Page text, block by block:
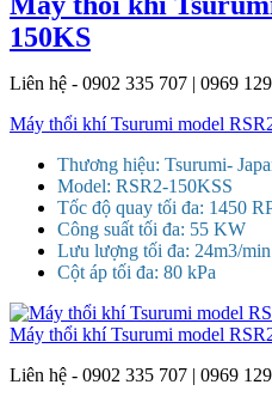
150KS
Liên hệ - 0902 335 707 | 0969
Máy thổi khí Tsurumi model
Thương hiệu: Tsurumi-
Model: RSR2-150KSS
Tốc độ quay tối đa: 1450
Công suất tối đa: 55 KW
Lưu lượng tối đa: 24m3/min
Cột áp tối đa: 80 kPa
Máy thổi khí Tsurumi model
Liên hệ - 0902 335 707 | 0969